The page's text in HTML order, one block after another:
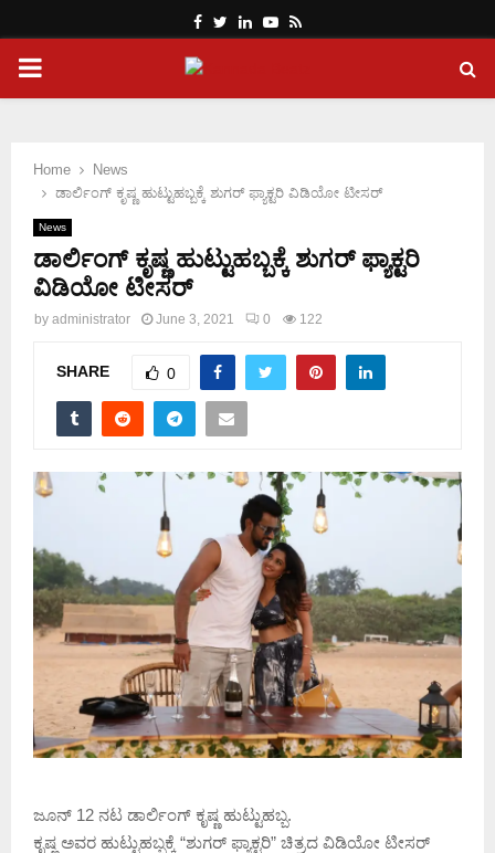
Facebook
Twitter
LinkedinYoutube
Rss
PRIMARY
Home
News
ಡಾರ್ಲಿಂಗ್ ಕೃಷ್ಣ ಹುಟ್ಟುಹಬ್ಬಕ್ಕೆ ಶುಗರ್ ಫ್ಯಾಕ್ಟರಿ ವಿಡಿಯೋ ಟೀಸರ್
News
ಡಾರ್ಲಿಂಗ್ ಕೃಷ್ಣ ಹುಟ್ಟುಹಬ್ಬಕ್ಕೆ ಶುಗರ್ ಫ್ಯಾಕ್ಟರಿ
ವಿಡಿಯೋ ಟೀಸರ್
by administrator June 3, 2021 0 122
SHARE 0
ಜೂನ್ 12 ನಟ ಡಾರ್ಲಿಂಗ್ ಕೃಷ್ಣ ಹುಟ್ಟುಹಬ್ಬ.
ಕೃಷ್ಣ ಅವರ ಹುಟ್ಟುಹಬ್ಬಕ್ಕೆ “ಶುಗರ್ ಫ್ಯಾಕ್ಟರಿ” ಚಿತ್ರದ ವಿಡಿಯೋ ಟೀಸರ್